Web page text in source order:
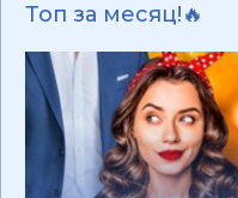
Топ за месяц!🔥